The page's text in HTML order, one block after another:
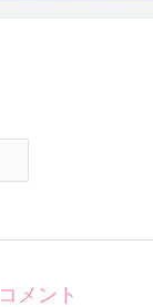
コメント